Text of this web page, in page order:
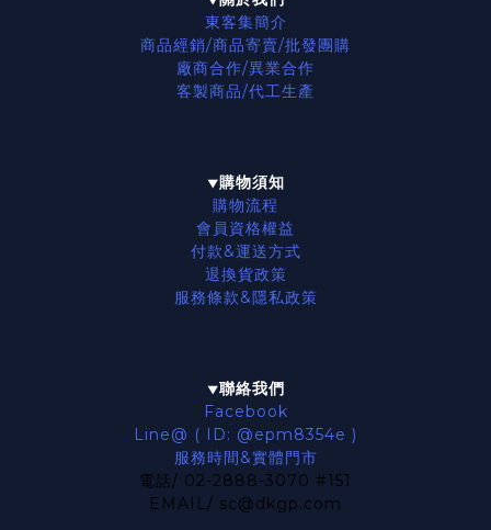
東客集簡介
商品經銷/商品寄賣/批發團購
廠商合作/異業合作
客製商品/代工生產
▼購物須知
購物流程
會員資格權益
付款&運送方式
退換貨政策
服務條款&隱私政策
▼聯絡我們
Facebook
Line@ ( ID: @epm8354e )
服務時間&實體門市
電話/ 02-2888-3070 #151
EMAIL/ sc@dkgp.com